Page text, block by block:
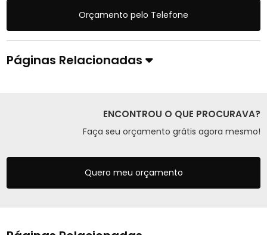
Orçamento pelo Telefone
Páginas Relacionadas
ENCONTROU O QUE PROCURAVA?
Faça seu orçamento grátis agora mesmo!
Quero meu orçamento